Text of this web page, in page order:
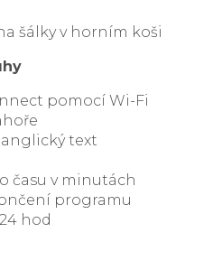
šálky v horním koši
pomocí Wi-Fi
text
času v minutách
programu
hod